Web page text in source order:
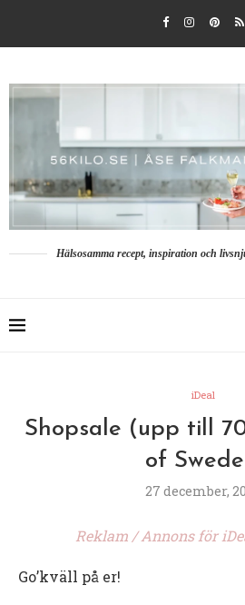
Hälsosamma recept, inspiration och
iDeal
Shopsale (upp till
of
27 december,
Reklam / Annons för
Go’kväll på er!